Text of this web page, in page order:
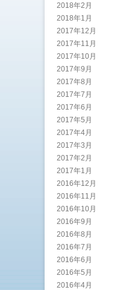
2018年2月
2018年1月
2017年12月
2017年11月
2017年10月
2017年9月
2017年8月
2017年7月
2017年6月
2017年5月
2017年4月
2017年3月
2017年2月
2017年1月
2016年12月
2016年11月
2016年10月
2016年9月
2016年8月
2016年7月
2016年6月
2016年5月
2016年4月